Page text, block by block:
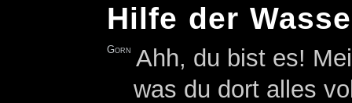
Hilfe der
Gorn Ahh, du bist es!
was du dort alles